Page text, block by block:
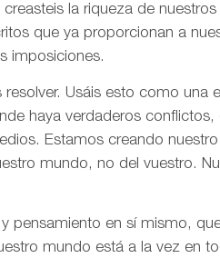
la riqueza de
que ya proporcionan a
imposiciones.
Usáis esto como una
haya verdaderos conflictos,
Estamos creando
mundo, no del vuestro.
pensamiento en sí mismo,
mundo está a la vez en